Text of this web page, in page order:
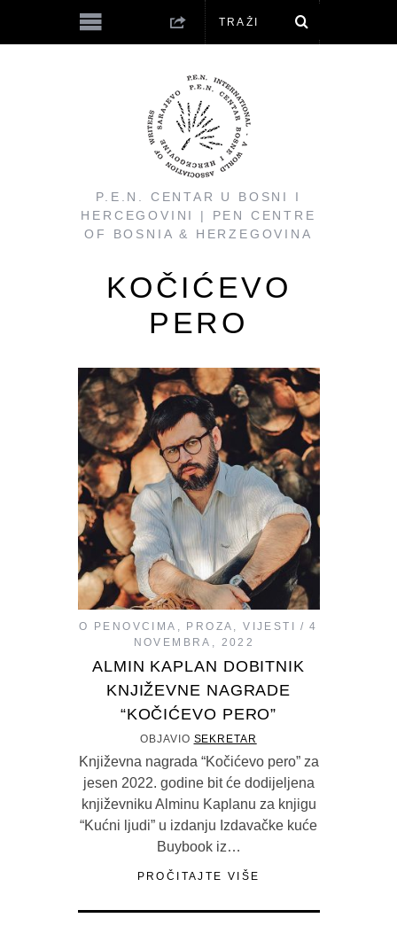
P.E.N. CENTAR U BOSNI I
HERCEGOVINI | PEN CENTRE
OF BOSNIA & HERZEGOVINA
KOČIĆEVO
PERO
O PENOVCIMA , PROZA ,VIJESTI
4
NOVEMBRA, 2022
ALMIN KAPLAN DOBITNIK
KNJIŽEVNE NAGRADE
“KOČIĆEVO PERO”
OBJAVIO SEKRETAR
Književna nagrada “Kočićevo pero” za
jesen 2022. godine bit će dodijeljena
književniku Alminu Kaplanu za knjigu
“Kućni ljudi” u izdanju Izdavačke kuće
Buybook iz…
PROČITAJTE VIŠE